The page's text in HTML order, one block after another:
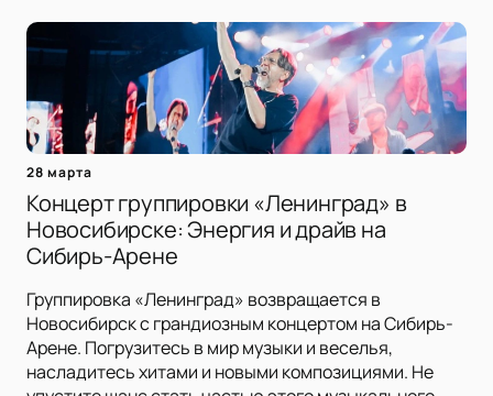
28 марта
Концерт группировки «Ленинград» в
Новосибирске: Энергия и драйв на
Сибирь-Арене
Группировка «Ленинград» возвращается в
Новосибирск с грандиозным концертом на Сибирь-
Арене. Погрузитесь в мир музыки и веселья,
насладитесь хитами и новыми композициями. Не